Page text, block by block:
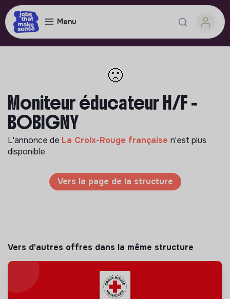
Menu
🙁
Moniteur éducateur H/F -
BOBIGNY
L'annonce de La Croix-Rouge française n'est plus
disponible
Vers la page de la structure
Vers d'autres offres dans la même structure